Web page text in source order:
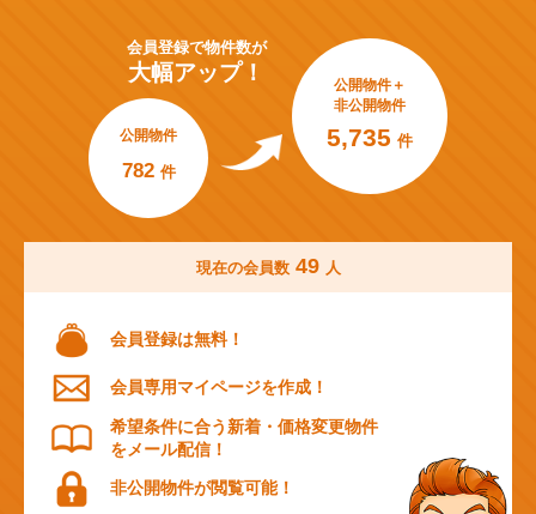
会員登録で物件数が
大幅アップ！
公開物件
782 件
公開物件＋
非公開物件
5,735 件
現在の会員数 49 人
会員登録は無料！
会員専用マイページを作成！
希望条件に合う新着・価格変更物件
をメール配信！
非公開物件が閲覧可能！